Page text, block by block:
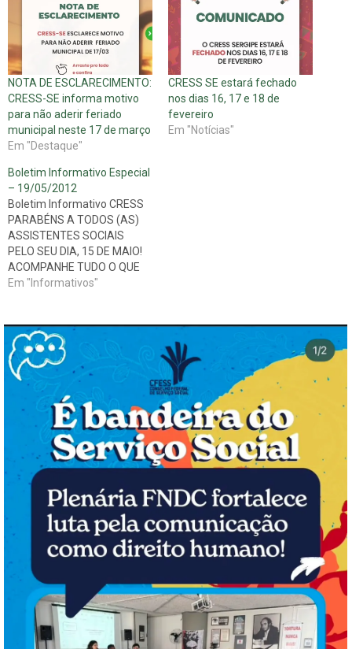
NOTA DE ESCLARECIMENTO:
CRESS-SE informa motivo
para não aderir feriado
municipal neste 17 de março
Em "Destaque"
CRESS SE estará fechado
nos dias 16, 17 e 18 de
fevereiro
Em "Notícias"
Boletim Informativo Especial
– 19/05/2012
Boletim Informativo CRESS
PARABÉNS A TODOS (AS)
ASSISTENTES SOCIAIS
PELO SEU DIA, 15 DE MAIO!
ACOMPANHE TUDO O QUE
PASSOU DURANTE A
mais recentes: Debate sobre
a reestruturação do
capitalismo e seus impactos
para a organização da classe
trabalhadora finaliza as
discussões da Semana…
Em "Informativos"